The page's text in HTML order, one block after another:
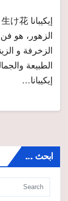
الزهور، هو
الزخرفة و
الطبيعة
إيكيبانا…
ابحث …